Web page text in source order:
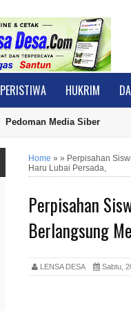
PERISTIWA HUKRIM
Pedoman Media Siber
Home » » Perpisahan
Haru Lubai Persada,
Perpisahan
Berlangsung
LENSA DESA Sabtu,